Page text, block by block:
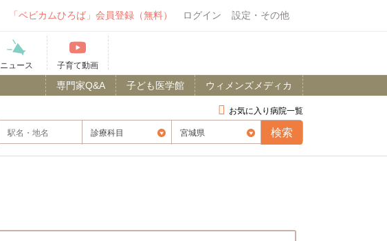
「ベビカムひろば」会員登録（無料） ログイン 設定・その他
ニュース 子育て動画
ウィメンズメディカ
子ども医学館
専門家Q&A
お気に入り病院一覧